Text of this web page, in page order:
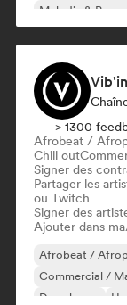
Melodic &
> 1300
Afrobeat /
Chill out
Signer des
Partager les
ou Twitch
Signer des
Ajouter dans
Afrobeat /
Commercial /
Deep house